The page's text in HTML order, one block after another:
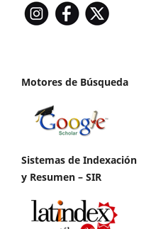
Motores de Búsqueda
Sistemas de Indexación
y Resumen – SIR